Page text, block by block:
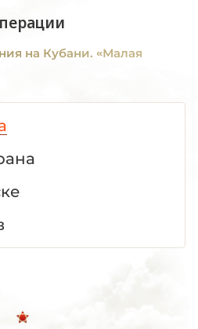
на Кубани. «Малая